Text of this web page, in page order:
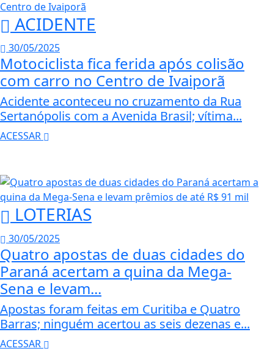
ACIDENTE
30/05/2025
Motociclista fica ferida após colisão
com carro no Centro de Ivaiporã
Acidente aconteceu no cruzamento da Rua
Sertanópolis com a Avenida Brasil; vítima...
ACESSAR
LOTERIAS
30/05/2025
Quatro apostas de duas cidades do
Paraná acertam a quina da Mega-
Sena e levam...
Apostas foram feitas em Curitiba e Quatro
Barras; ninguém acertou as seis dezenas e...
ACESSAR